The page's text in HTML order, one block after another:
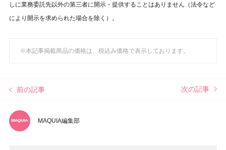
しに業務委託先以外の第三者に開示・提供することはありません（法令など
により開示を求められた場合を除く）。
※本記事掲載商品の価格は、税込み価格で表示しております。
前の記事 次の記事
MAQUIA編集部